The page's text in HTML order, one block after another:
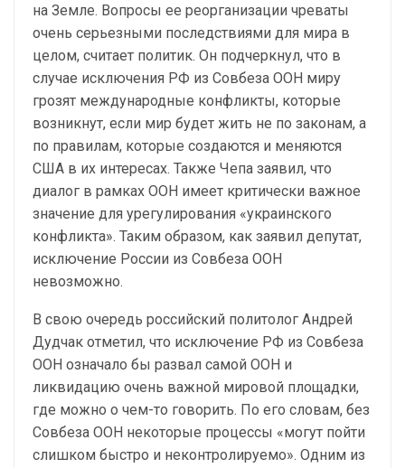
на Земле. Вопросы ее реорганизации чреваты
очень серьезными последствиями для мира в
целом, считает политик. Он подчеркнул, что в
случае исключения РФ из Совбеза ООН миру
грозят международные конфликты, которые
возникнут, если мир будет жить не по законам, а
по правилам, которые создаются и меняются
США в их интересах. Также Чепа заявил, что
диалог в рамках ООН имеет критически важное
значение для урегулирования «украинского
конфликта». Таким образом, как заявил депутат,
исключение России из Совбеза ООН
невозможно.
В свою очередь российский политолог Андрей
Дудчак отметил, что исключение РФ из Совбеза
ООН означало бы развал самой ООН и
ликвидацию очень важной мировой площадки,
где можно о чем-то говорить. По его словам, без
Совбеза ООН некоторые процессы «могут пойти
слишком быстро и неконтролируемо». Одним из